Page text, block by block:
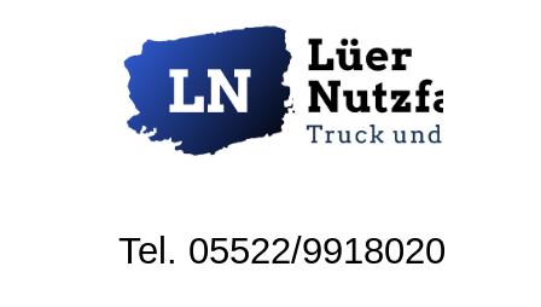
Tel. 05522/9918020